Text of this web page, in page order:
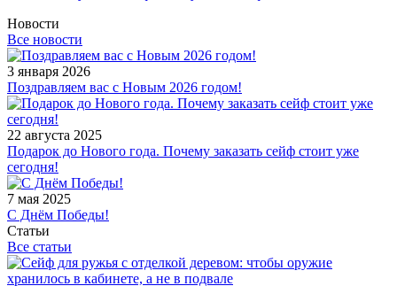
Новости
Все новости
3 января 2026
Поздравляем вас с Новым 2026 годом!
22 августа 2025
Подарок до Нового года. Почему заказать сейф стоит уже
сегодня!
7 мая 2025
С Днём Победы!
Статьи
Все статьи